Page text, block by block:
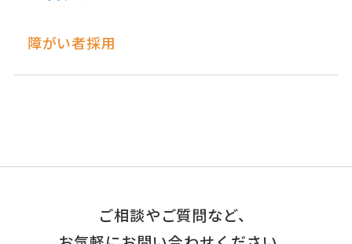
障がい者採用
ご相談やご質問など、